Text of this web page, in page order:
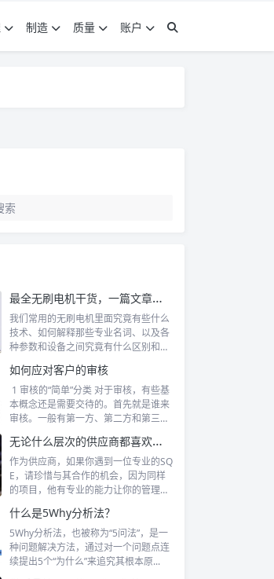
制造 质量
账户
最全无刷电机干货，一篇文章带你了解其控制原理
我们常用的无刷电机里面究竟有些什么
技术、如何解释那些专业名词、以及各
种参数和设备之间究竟有什么区别和联
如何应对客户的审核
1 审核的“简单”分类 对于审核，有些基
本概念还是需要交待的。首先就是谁来
审核。一般有第一方、第二方和第三
无论什么层次的供应商都喜欢跟SQE中的高手过招儿
作为供应商，如果你遇到一位专业的SQ
E，请珍惜与其合作的机会，因为同样
的项目，他有专业的能力让你的管理成
什么是5Why分析法？
5Why分析法‌，也被称为“5问法”，是一
种问题解决方法，通过对一个问题点连
续提出5个“为什么”来追究其根本原...